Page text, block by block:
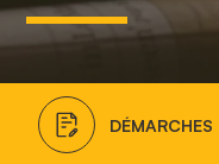
DÉMARCHES